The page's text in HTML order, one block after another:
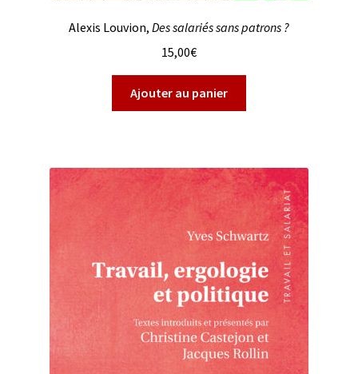
Alexis Louvion, Des salariés sans patrons ?
15,00€
Ajouter au panier